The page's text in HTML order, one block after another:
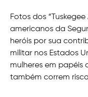
Fotos dos
americanos da
heróis por sua
militar nos Estados
mulheres em papéis
também correm